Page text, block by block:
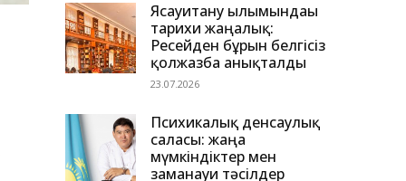
Ясауитану ғылымындағы
тарихи жаңалық:
Ресейден бұрын белгісіз
қолжазба анықталды
23.07.2026
Психикалық денсаулық
саласы: жаңа
мүмкіндіктер мен
заманауи тәсілдер